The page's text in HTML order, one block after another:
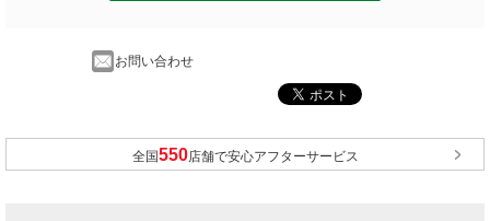
お問い合わせ
全国 店舗で安心アフターサービス